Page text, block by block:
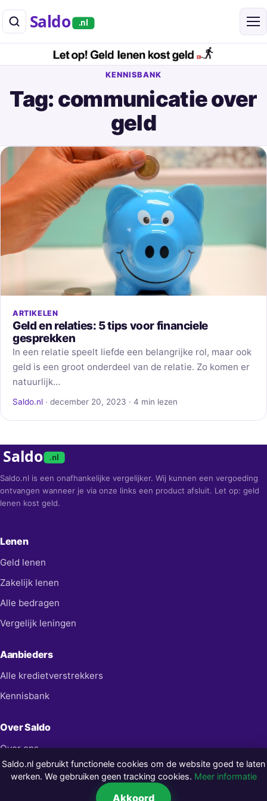
Saldo .nl
KENNISBANK
Tag: communicatie over
geld
ARTIKELEN
Geld en relaties: 5 tips voor financiele
gesprekken
In een relatie speelt liefde een belangrijke rol, maar ook
geld is een groot onderdeel van de relatie. Zo komen er
natuurlijk…
Saldo.nl · december 20, 2023 · 4 min lezen
Saldo .nl
Saldo.nl is een onafhankelijke vergelijker. Wij kunnen een vergoeding
ontvangen wanneer je via onze links een product afsluit. Let op: geld
lenen kost geld.
Lenen
Geld lenen
Zakelijk lenen
Alle bedragen
Vergelijk leningen
Aanbieders
Alle kredietverstrekkers
Kennisbank
Over Saldo
Over ons
Contact
Saldo.nl gebruikt functionele cookies om de website goed te laten
werken. We gebruiken geen tracking cookies. Meer informatie
Akkoord